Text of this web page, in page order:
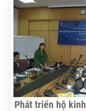
Phát triển hộ